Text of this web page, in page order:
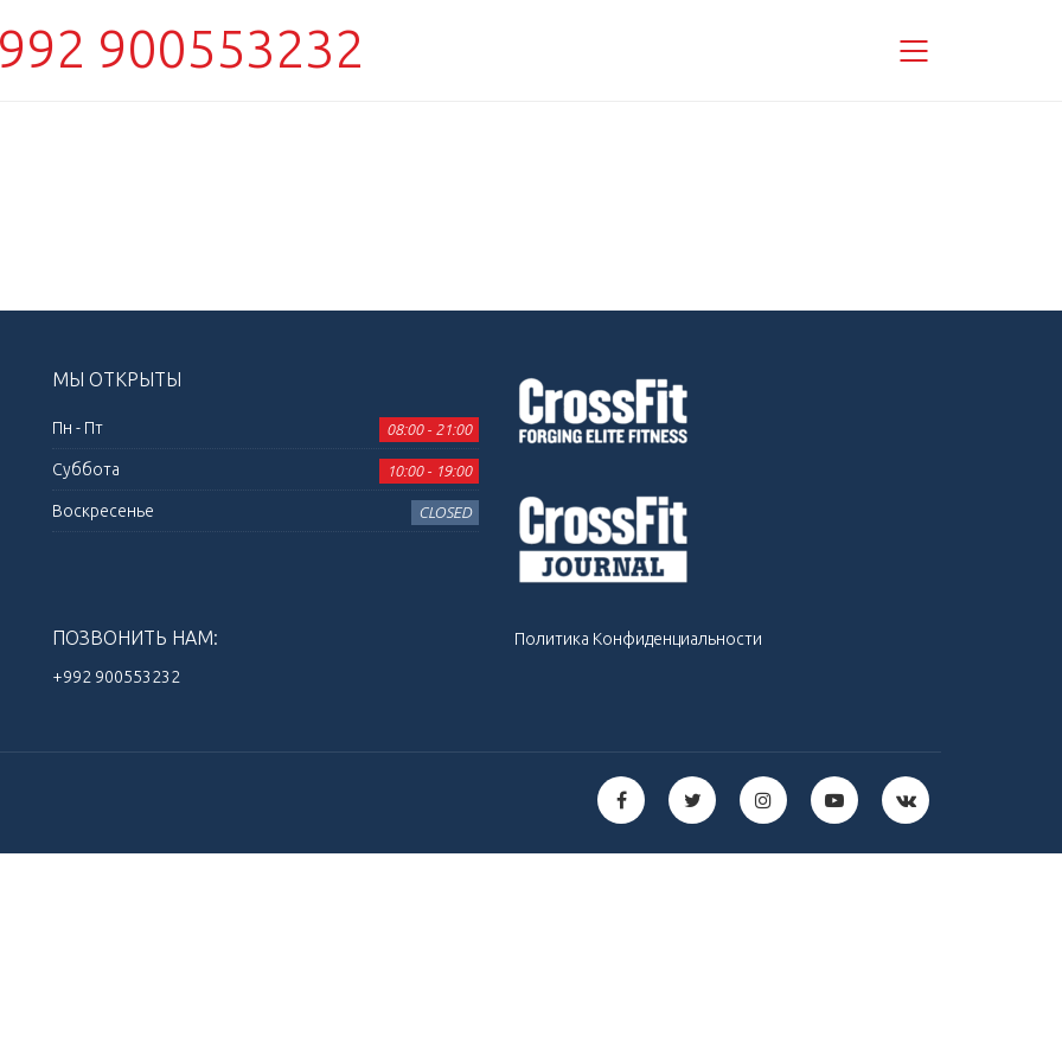
900553232
МЫ ОТКРЫТЫ
Пн - Пт 08:00 - 21:00
Суббота 10:00 - 19:00
Воскресенье CLOSED
ПОЗВОНИТЬ НАМ:
+992 900553232‬
Политика Конфиденциальности